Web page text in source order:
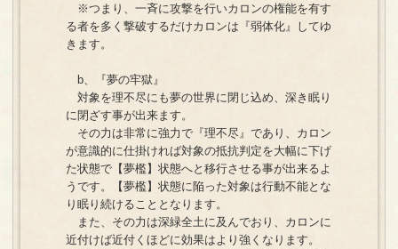
※つまり、一斉に攻撃を行いカロンの権能を有す
る者を多く撃破するだけカロンは『弱体化』してゆ
きます。
b、『夢の牢獄』
対象を理不尽にも夢の世界に閉じ込め、深き眠り
に閉ざす事が出来ます。
その力は非常に強力で『理不尽』であり、カロン
が意識的に仕掛ければ対象の抵抗判定を大幅に下げ
た状態で【夢檻】状態へと移行させる事が出来るよ
うです。【夢檻】状態に陥った対象は行動不能とな
り眠り続けることとなります。
また、その力は深緑全土に及んでおり、カロンに
近付けば近付くほどに効果はより強くなります。